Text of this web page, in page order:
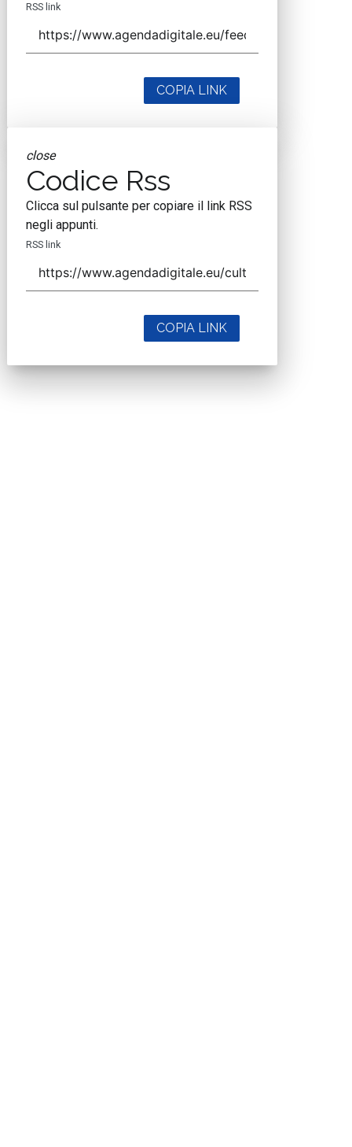
RSS link
COPIA LINK
close
Codice Rss
Clicca sul pulsante per copiare il link RSS
negli appunti.
RSS link
COPIA LINK